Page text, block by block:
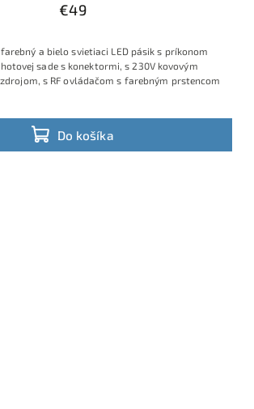
€49
Do košíka
farebný a bielo svietiaci LED pásik s príkonom
sade s konektormi, s 230V kovovým
s RF ovládačom s farebným prstencom